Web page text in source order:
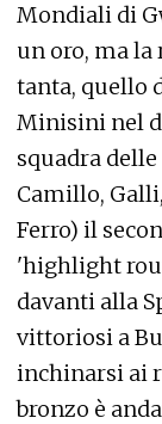
Mondiali di
un oro, ma la
tanta, quello
Minisini nel
squadra
Camillo,
Ferro) il
'highlight
davanti alla
vittoriosi a
inchinarsi ai
bronzo è